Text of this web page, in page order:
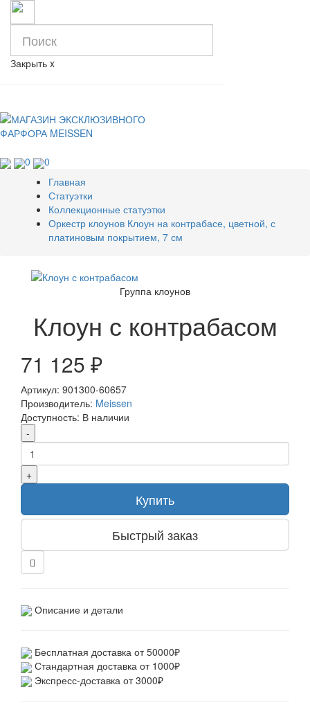
Закрыть x
0
0
Главная
Статуэтки
Коллекционные статуэтки
Оркестр клоунов Клоун на контрабасе, цветной, с
платиновым покрытием, 7 см
Группа клоунов
Клоун с контрабасом
71 125 ₽
Артикул: 901300-60657
Производитель: Meissen
Доступность: В наличии
-
+
Купить
Быстрый заказ
Описание и детали
Бесплатная доставка от 50000₽
Стандартная доставка от 1000₽
Экспресс-доставка от 3000₽